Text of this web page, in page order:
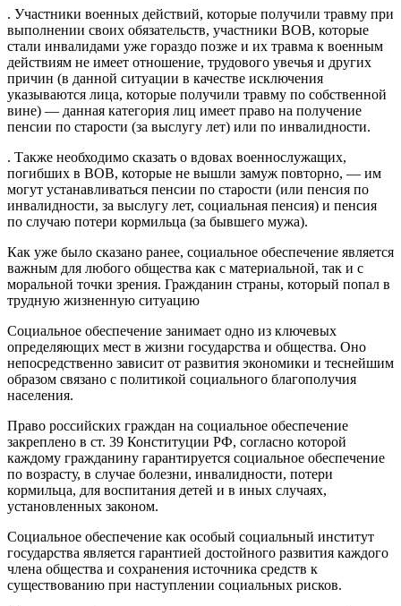
. Участники военных действий, которые получили травму при
выполнении своих обязательств, участники ВОВ, которые
стали инвалидами уже гораздо позже и их травма к военным
действиям не имеет отношение, трудового увечья и других
причин (в данной ситуации в качестве исключения
указываются лица, которые получили травму по собственной
вине) — данная категория лиц имеет право на получение
пенсии по старости (за выслугу лет) или по инвалидности.
. Также необходимо сказать о вдовах военнослужащих,
погибших в ВОВ, которые не вышли замуж повторно, — им
могут устанавливаться пенсии по старости (или пенсия по
инвалидности, за выслугу лет, социальная пенсия) и пенсия
по случаю потери кормильца (за бывшего мужа).
Как уже было сказано ранее, социальное обеспечение является
важным для любого общества как с материальной, так и с
моральной точки зрения. Гражданин страны, который попал в
трудную жизненную ситуацию
Социальное обеспечение занимает одно из ключевых
определяющих мест в жизни государства и общества. Оно
непосредственно зависит от развития экономики и теснейшим
образом связано с политикой социального благополучия
населения.
Право российских граждан на социальное обеспечение
закреплено в ст. 39 Конституции РФ, согласно которой
каждому гражданину гарантируется социальное обеспечение
по возрасту, в случае болезни, инвалидности, потери
кормильца, для воспитания детей и в иных случаях,
установленных законом.
Социальное обеспечение как особый социальный институт
государства является гарантией достойного развития каждого
члена общества и сохранения источника средств к
существованию при наступлении социальных рисков.